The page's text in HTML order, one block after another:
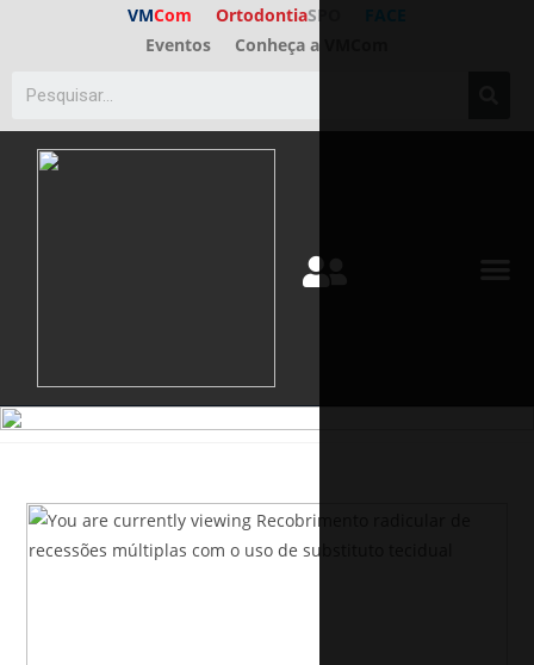
VMCom OrtodontiaSPO
Eventos
Conheça a VMCom